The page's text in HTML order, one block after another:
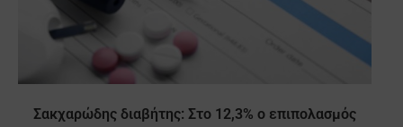
Σακχαρώδης διαβήτης: Στο 12,3% ο επιπολασμός